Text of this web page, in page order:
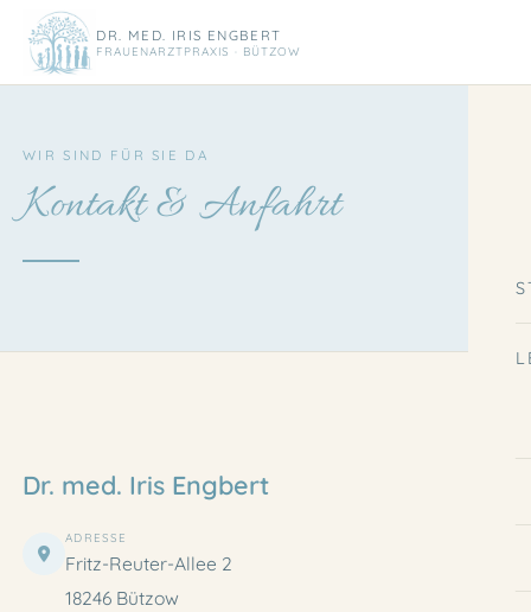
DR. MED. IRIS ENGBERT
FRAUENARZTPRAXIS · BÜTZOW
WIR SIND FÜR SIE DA
Kontakt & Anfahrt
Dr. med. Iris Engbert
ADRESSE
Fritz-Reuter-Allee 2
18246 Bützow